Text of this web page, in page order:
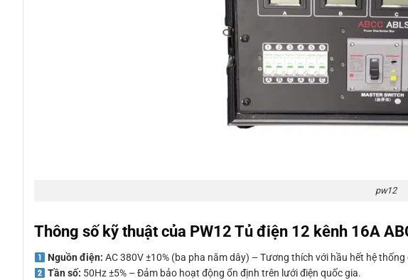
pw12
Thông số kỹ thuật của PW12 Tủ điện 12 kênh 16A
Nguồn điện: AC 380V ±10% (ba pha năm dây) – Tương thích với hầu hết hệ thống
Tần số: 50Hz ±5% – Đảm bảo hoạt động ổn định trên lưới điện quốc gia.